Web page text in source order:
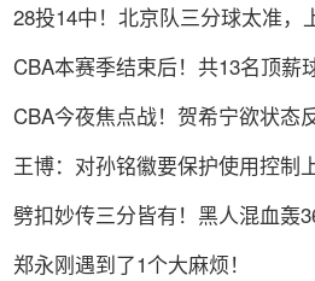
28投14中！北京队三分球太准，
CBA本赛季结束后！共13名顶薪
CBA今夜焦点战！贺希宁欲状态
王博：对孙铭徽要保护使用控制
劈扣妙传三分皆有！黑人混血轰
郑永刚遇到了1个大麻烦！